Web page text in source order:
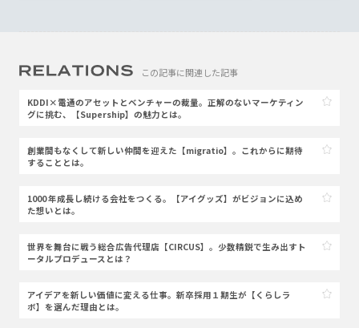
この記事に関連した記事
KDDI×電通のアセットとベンチャーの裁量。正解のないマーケティン
グに挑む、【Supership】の魅力とは。
創業間もなくして新しい仲間を迎えた【migratio】。これからに期待
することとは。
1000 年成長し続ける会社をつくる。【アイグッズ】がビジョンに込め
た想いとは。
世界を舞台に戦う総合広告代理店【CIRCUS】。少数精鋭で生み出すト
ータルプロデュースとは？
アイデアを新しい価値に変える仕事。新卒採用１期生が【くらしラ
ボ】を選んだ理由とは。